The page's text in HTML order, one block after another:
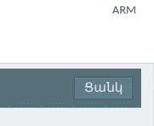
ARM
Ցանկ